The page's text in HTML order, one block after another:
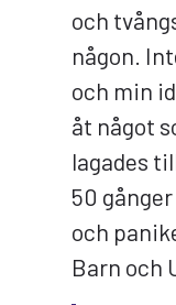
och
någon.
och min
åt något
lagades
50
och
Barn och